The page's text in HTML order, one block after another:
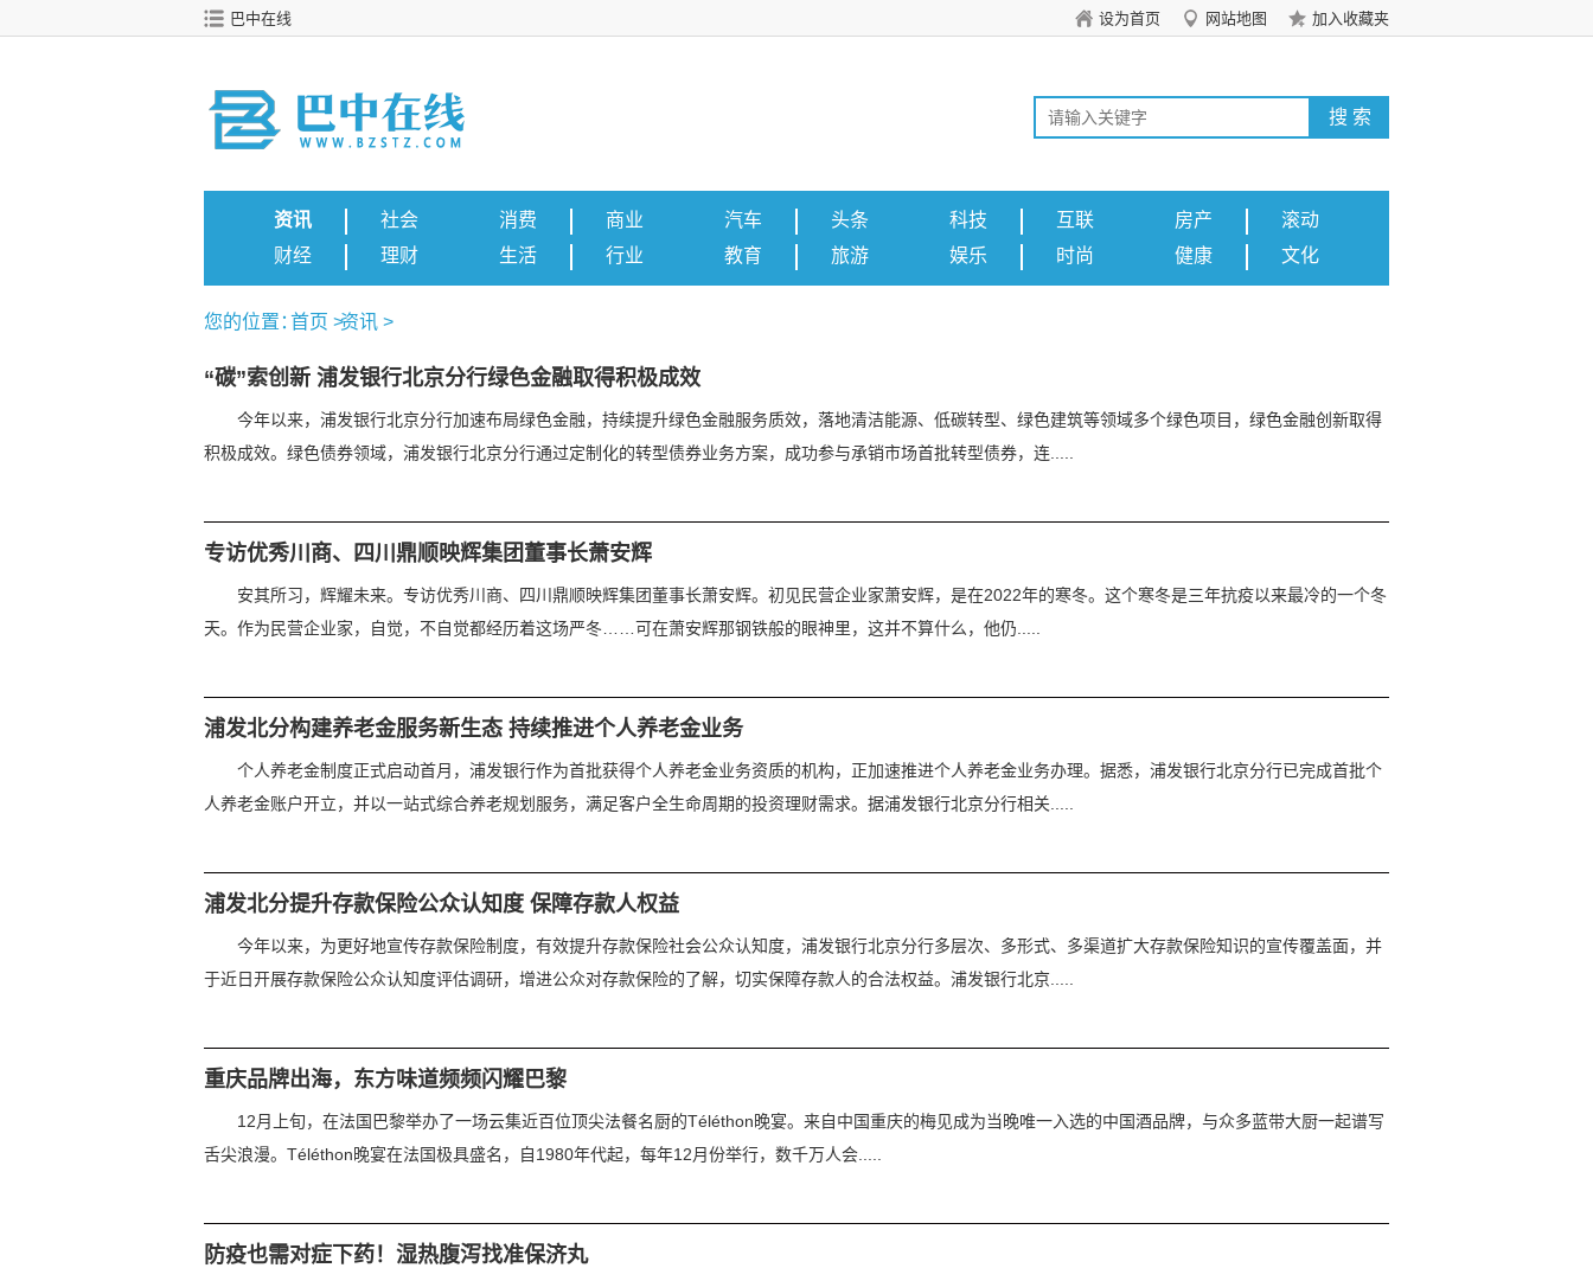
巴中在线 设为首页 网站地图 加入收藏夹
资讯
社会
财经
理财
消费
商业
生活
行业
汽车
头条
教育
旅游
科技
互联
娱乐
时尚
房产
滚动
健康
文化
您的位置：首页 >资讯 >
“碳”索创新 浦发银行北京分行绿色金融取得积极成效
今年以来，浦发银行北京分行加速布局绿色金融，持续提升绿色金融服务质效，落地清洁能源、低碳转型、绿色建筑等领域多个绿色项目，绿色金融创新取得
积极成效。绿色债券领域，浦发银行北京分行通过定制化的转型债券业务方案，成功参与承销市场首批转型债券，连.....
专访优秀川商、四川鼎顺映辉集团董事长萧安辉
安其所习，辉耀未来。专访优秀川商、四川鼎顺映辉集团董事长萧安辉。初见民营企业家萧安辉，是在2022年的寒冬。这个寒冬是三年抗疫以来最冷的一个冬
天。作为民营企业家，自觉，不自觉都经历着这场严冬……可在萧安辉那钢铁般的眼神里，这并不算什么，他仍.....
浦发北分构建养老金服务新生态 持续推进个人养老金业务
个人养老金制度正式启动首月，浦发银行作为首批获得个人养老金业务资质的机构，正加速推进个人养老金业务办理。据悉，浦发银行北京分行已完成首批个
人养老金账户开立，并以一站式综合养老规划服务，满足客户全生命周期的投资理财需求。据浦发银行北京分行相关.....
浦发北分提升存款保险公众认知度 保障存款人权益
今年以来，为更好地宣传存款保险制度，有效提升存款保险社会公众认知度，浦发银行北京分行多层次、多形式、多渠道扩大存款保险知识的宣传覆盖面，并
于近日开展存款保险公众认知度评估调研，增进公众对存款保险的了解，切实保障存款人的合法权益。浦发银行北京.....
重庆品牌出海，东方味道频频闪耀巴黎
12月上旬，在法国巴黎举办了一场云集近百位顶尖法餐名厨的Téléthon晚宴。来自中国重庆的梅见成为当晚唯一入选的中国酒品牌，与众多蓝带大厨一起谱写
舌尖浪漫。Téléthon晚宴在法国极具盛名，自1980年代起，每年12月份举行，数千万人会.....
防疫也需对症下药！湿热腹泻找准保济丸